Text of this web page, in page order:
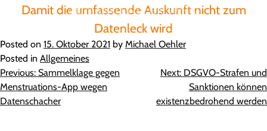
ZUM DATENLECK WIRD
Damit die umfassende Auskunft nicht zum
Datenleck wird
Posted on 15. Oktober 2021 by Michael Oehler
Posted in Allgemeines
Beitragsnavigation
Previous: Sammelklage gegen
Menstruations-App wegen
Datenschacher
Next: DSGVO-Strafen und
Sanktionen können
existenzbedrohend werden